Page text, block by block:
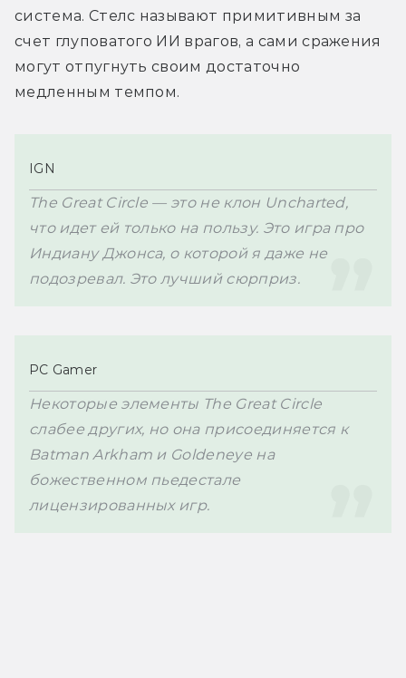
система. Стелс называют примитивным за
счет глуповатого ИИ врагов, а сами сражения
могут отпугнуть своим достаточно
медленным темпом.
IGN
The Great Circle — это не клон Uncharted,
что идет ей только на пользу. Это игра про
Индиану Джонса, о которой я даже не
подозревал. Это лучший сюрприз.
PC Gamer
Некоторые элементы The Great Circle
слабее других, но она присоединяется к
Batman Arkham и Goldeneye на
божественном пьедестале
лицензированных игр.